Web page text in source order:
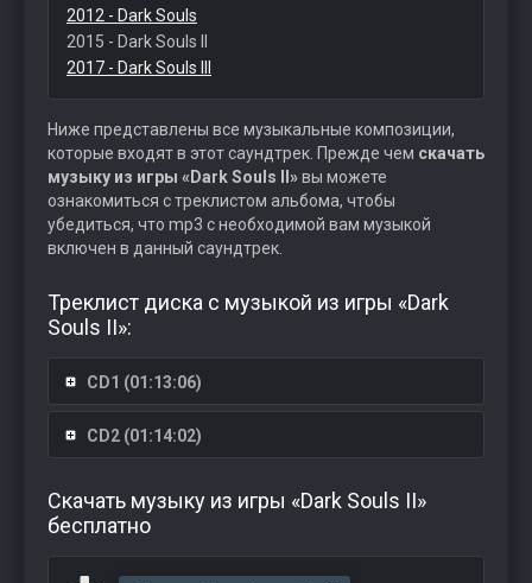
2012 - Dark Souls
2015 - Dark Souls II
2017 - Dark Souls III
Ниже представлены все музыкальные композиции,
которые входят в этот саундтрек. Прежде чем скачать
музыку из игры «Dark Souls II»вы можете
ознакомиться с треклистом альбома, чтобы
убедиться, что mp3 с необходимой вам музыкой
включен в данный саундтрек.
Треклист диска с музыкой из игры «Dark
Souls II»:
CD1 (01:13:06)
CD2 (01:14:02)
Скачать музыку из игры «Dark Souls II»
бесплатно